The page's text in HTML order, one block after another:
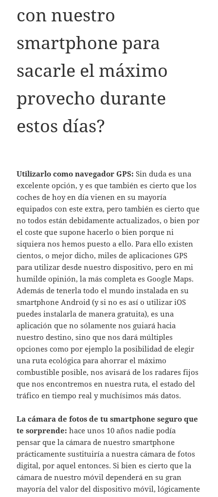
con nuestro
smartphone para
sacarle el máximo
provecho durante
estos días?
Utilizarlo como navegador GPS: Sin duda es una
excelente opción, y es que también es cierto que los
coches de hoy en día vienen en su mayoría
equipados con este extra, pero también es cierto que
no todos están debidamente actualizados, o bien por
el coste que supone hacerlo o bien porque ni
siquiera nos hemos puesto a ello. Para ello existen
cientos, o mejor dicho, miles de aplicaciones GPS
para utilizar desde nuestro dispositivo, pero en mi
humilde opinión, la más completa es Google Maps.
Además de tenerla todo el mundo instalada en su
smartphone Android (y si no es así o utilizar iOS
puedes instalarla de manera gratuita), es una
aplicación que no sólamente nos guiará hacia
nuestro destino, sino que nos dará múltiples
opciones como por ejemplo la posibilidad de elegir
una ruta ecológica para ahorrar el máximo
combustible posible, nos avisará de los radares fijos
que nos encontremos en nuestra ruta, el estado del
tráfico en tiempo real y muchísimos más datos.
La cámara de fotos de tu smartphone seguro que
te sorprende: hace unos 10 años nadie podía
pensar que la cámara de nuestro smartphone
prácticamente sustituiría a nuestra cámara de fotos
digital, por aquel entonces. Si bien es cierto que la
cámara de nuestro móvil dependerá en su gran
mayoría del valor del dispositivo móvil, lógicamente